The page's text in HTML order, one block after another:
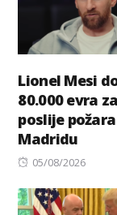
Lionel Mesi
80.000 evra
poslije
Madridu
Posted
05/08/2026